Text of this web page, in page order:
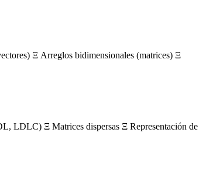
Ξ Arreglos bidimensionales (matrices) Ξ
LDLC) Ξ Matrices dispersas Ξ Representación de